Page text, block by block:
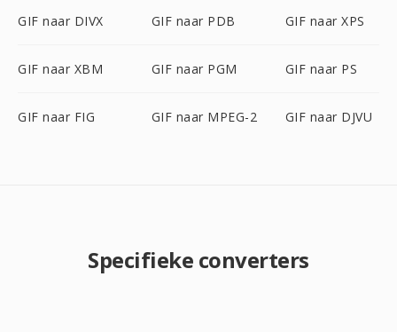
GIF naar DIVX GIF naar PDB GIF naar XPS
GIF naar XBM GIF naar PGM GIF naar PS
GIF naar FIG GIF naar MPEG-2 GIF naar DJVU
Specifieke converters